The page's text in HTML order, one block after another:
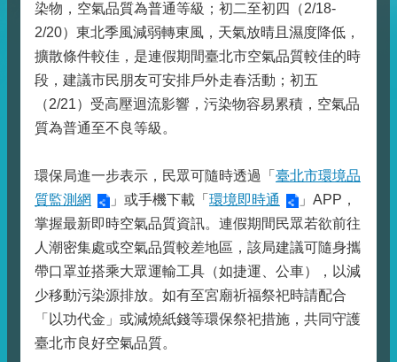
染物，空氣品質為普通等級；初二至初四（2/18-
2/20）東北季風減弱轉東風，天氣放晴且濕度降低，
擴散條件較佳，是連假期間臺北市空氣品質較佳的時
段，建議市民朋友可安排戶外走春活動；初五
（2/21）受高壓迴流影響，污染物容易累積，空氣品
質為普通至不良等級。
環保局進一步表示，民眾可隨時透過「 臺北市環境品
質監測網
」或手機下載「 環境即時通
」APP，
掌握最新即時空氣品質資訊。連假期間民眾若欲前往
人潮密集處或空氣品質較差地區，該局建議可隨身攜
帶口罩並搭乘大眾運輸工具（如捷運、公車），以減
少移動污染源排放。如有至宮廟祈福祭祀時請配合
「以功代金」或減燒紙錢等環保祭祀措施，共同守護
臺北市良好空氣品質。